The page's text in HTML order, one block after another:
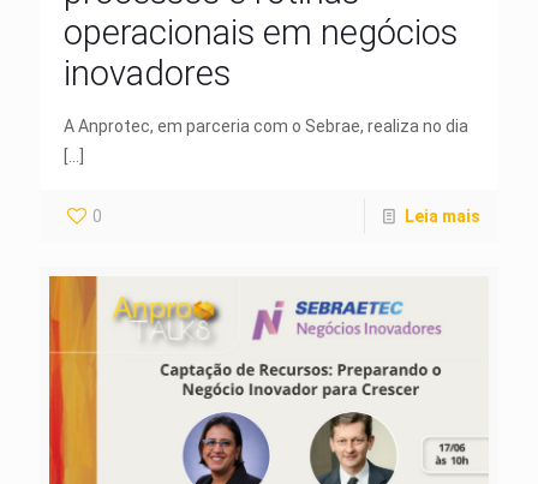
operacionais em negócios
inovadores
A Anprotec, em parceria com o Sebrae, realiza no dia
[…]
0 Leia mais